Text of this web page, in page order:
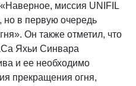
миссия UNIFIL
но в первую очередь
Он также отметил, что
Яхьи Синвара
и ее необходимо
прекращения огня,